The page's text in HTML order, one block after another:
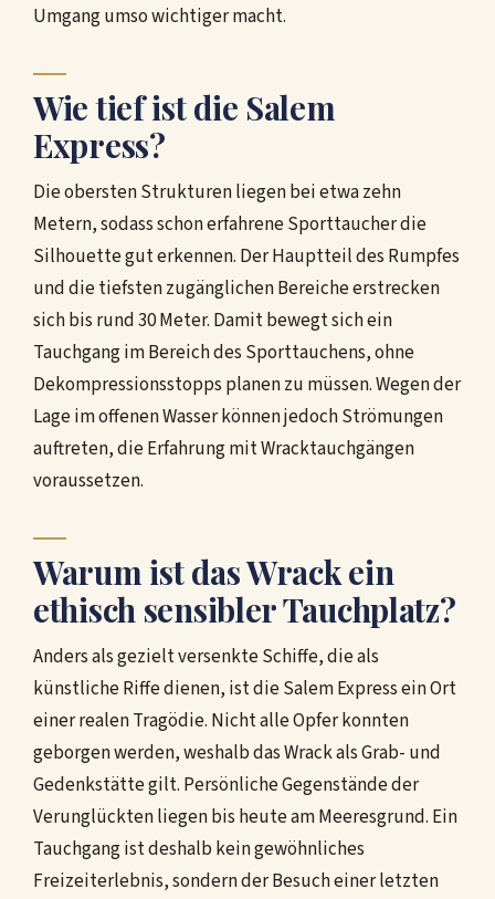
Umgang umso wichtiger macht.
Wie tief ist die Salem
Express?
Die obersten Strukturen liegen bei etwa zehn
Metern, sodass schon erfahrene Sporttaucher die
Silhouette gut erkennen. Der Hauptteil des Rumpfes
und die tiefsten zugänglichen Bereiche erstrecken
sich bis rund 30 Meter. Damit bewegt sich ein
Tauchgang im Bereich des Sporttauchens, ohne
Dekompressionsstopps planen zu müssen. Wegen der
Lage im offenen Wasser können jedoch Strömungen
auftreten, die Erfahrung mit Wracktauchgängen
voraussetzen.
Warum ist das Wrack ein
ethisch sensibler Tauchplatz?
Anders als gezielt versenkte Schiffe, die als
künstliche Riffe dienen, ist die Salem Express ein Ort
einer realen Tragödie. Nicht alle Opfer konnten
geborgen werden, weshalb das Wrack als Grab- und
Gedenkstätte gilt. Persönliche Gegenstände der
Verunglückten liegen bis heute am Meeresgrund. Ein
Tauchgang ist deshalb kein gewöhnliches
Freizeiterlebnis, sondern der Besuch einer letzten